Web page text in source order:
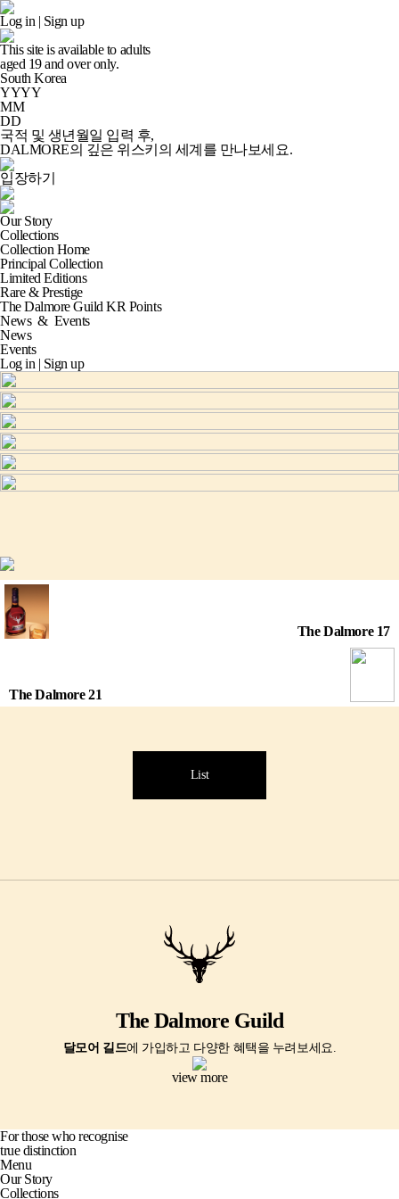
Log in | Sign up
This site is available to adults
aged 19and over only.
South Korea
YYYY
MM
DD
국적 및 생년월일 입력 후,
DALMORE의 깊은 위스키의 세계 를 만나보세요.
입장하기
Our Story
Collections
Collection Home
Principal Collection
Limited Editions
Rare & Prestige
The Dalmore Guild KR Points
News & Events
News
Events
Log in | Sign up
The Dalmore 17
The Dalmore 21
List
The Dalmore Guild
달모어 길드에 가입하고 다양한 혜택을 누려보세요.
view more
For those who recognise
true distinction
Menu
Our Story
Collections